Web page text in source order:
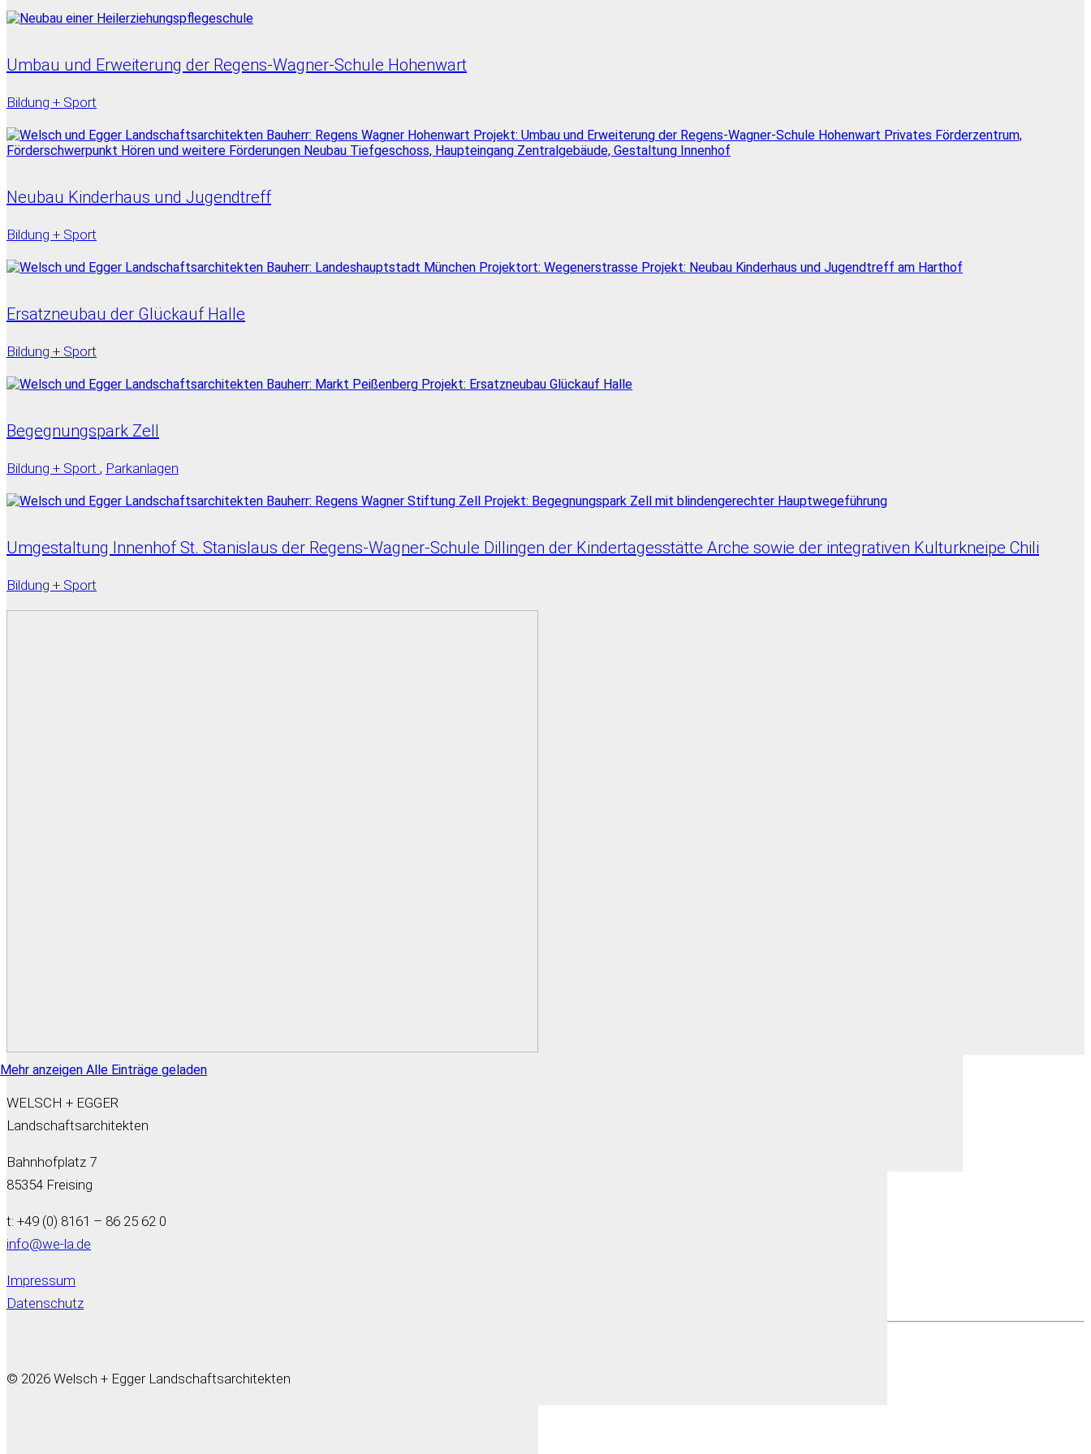
Umbau und Erweiterung der Regens-Wagner-Schule Hohenwart
Bildung + Sport
Neubau Kinderhaus und Jugendtreff
Bildung + Sport
Ersatzneubau der Glückauf Halle
Bildung + Sport
Begegnungspark Zell
Bildung + Sport , Parkanlagen
Umgestaltung Innenhof St. Stanislaus der Regens-Wagner-Schule Dillingen der Kindertagesstätte Arche sowie der integrativen Kulturkneipe Chili
Bildung + Sport
Mehr anzeigen Alle Einträge geladen
WELSCH + EGGER
Landschaftsarchitekten
Bahnhofplatz 7
85354 Freising
t: +49 (0) 8161 – 86 25 62 0
info@we-la.de
Impressum
Datenschutz
© 2026 Welsch + Egger Landschaftsarchitekten